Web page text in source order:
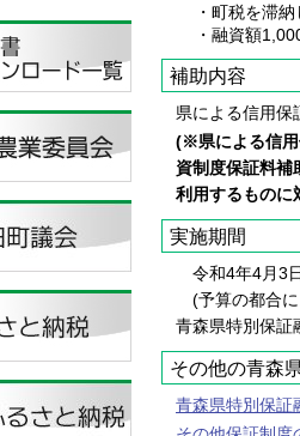
・町税を滞納
・融資額1,000
補助内容
県による信用保
(※県による信用
資制度保証料補
利用するものに
実施期間
令和4年4月3
(予算の都合に
青森県特別保証
その他の青森
青森県特別保証